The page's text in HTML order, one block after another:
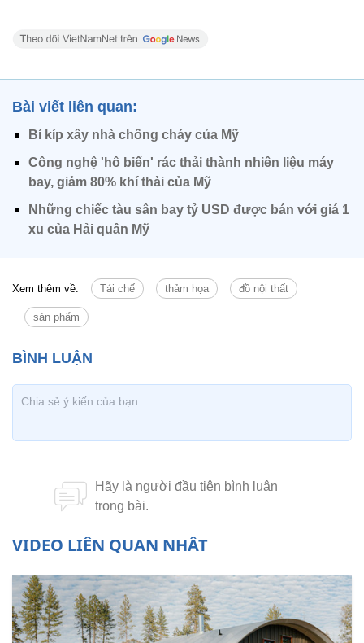
Bài viết liên quan:
Bí kíp xây nhà chống cháy của Mỹ
Công nghệ 'hô biến' rác thải thành nhiên liệu máy
bay, giảm 80% khí thải của Mỹ
Những chiếc tàu sân bay tỷ USD được bán với giá 1
xu của Hải quân Mỹ
Xem thêm về: Tái chế thảm họa đồ nội thất
sản phẩm
VIDEO LIÊN QUAN NHẤT